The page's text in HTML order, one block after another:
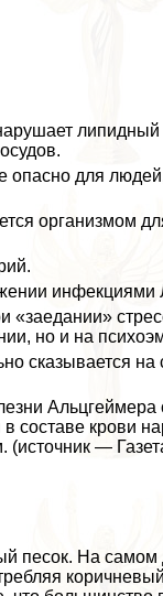
опасно для
организмом
«заедании»
но и на
сказывается на
составе крови
(источник —
песок. На самом